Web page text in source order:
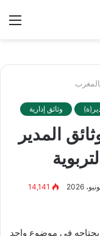
وثائق إدارية
المدير
14,141
يحتاجه في موضوع واحد